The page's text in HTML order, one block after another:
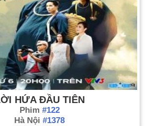
HỨA ĐẦU TIÊN
Phim #122
Hà Nội #1378